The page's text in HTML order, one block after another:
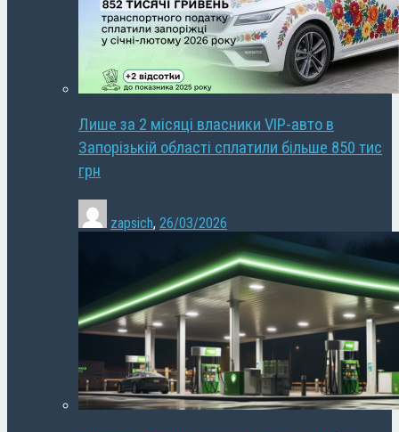
Лише за 2 місяці власники VIP-авто в
Запорізькій області сплатили більше 850 тис
грн
zapsich, 26/03/2026